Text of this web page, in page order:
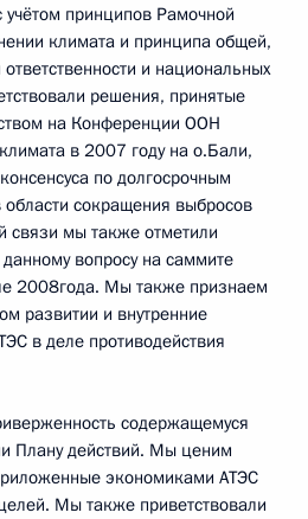
принципов Рамочной
климата и принципа общей,
и национальных
решения, принятые
на Конференции ООН
в 2007 году на о.Бали,
по долгосрочным
сокращения выбросов
связи мы также отметили
вопросу на саммите
2008года. Мы также признаем
развитии и внутренние
в деле противодействия
содержащемуся
Плану действий. Мы ценим
экономиками АТЭС
Мы также приветствовали